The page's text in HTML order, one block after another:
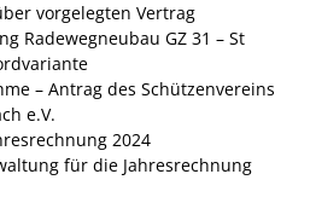
vorgelegten Vertrag
Radewegneubau GZ 31 – St
– Antrag des Schützenvereins
e.V.
2024
für die Jahresrechnung